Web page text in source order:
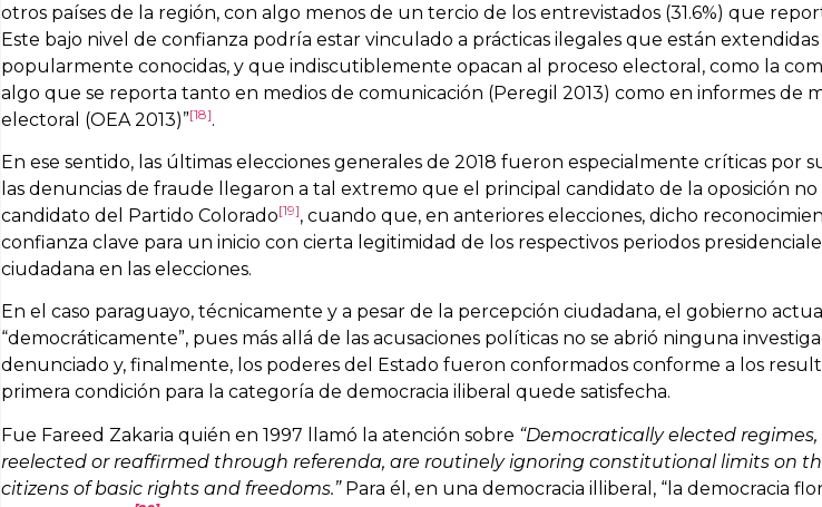
otros países de la región, con algo menos de un tercio de los entrevistados (31.6%) que
Este bajo nivel de confianza podría estar vinculado a prácticas ilegales que están
popularmente conocidas, y que indiscutiblemente opacan al proceso electoral, como la
algo que se reporta tanto en medios de comunicación (Peregil 2013) como en informes de
electoral (OEA 2013)”[18].
En ese sentido, las últimas elecciones generales de 2018 fueron especialmente críticas por
las denuncias de fraude llegaron a tal extremo que el principal candidato de la oposición no
candidato del Partido Colorado[19], cuando que, en anteriores elecciones, dicho
confianza clave para un inicio con cierta legitimidad de los respectivos periodos
ciudadana en las elecciones.
En el caso paraguayo, técnicamente y a pesar de la percepción ciudadana, el gobierno
“democráticamente”, pues más allá de las acusaciones políticas no se abrió ninguna
denunciado y, finalmente, los poderes del Estado fueron conformados conforme a los
primera condición para la categoría de democracia iliberal quede satisfecha.
Fue Fareed Zakaria quién en 1997 llamó la atención sobre “Democratically elected
reelected or reaffirmed through referenda, are routinely ignoring constitutional limits on
citizens of basic rights and freedoms.” Para él, en una democracia illiberal, “la democracia